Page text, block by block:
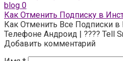
blog 0
Как Отменить Подписку в
Как Отменить Все Подписки
Телефоне Андроид | ???? Tell
Добавить комментарий